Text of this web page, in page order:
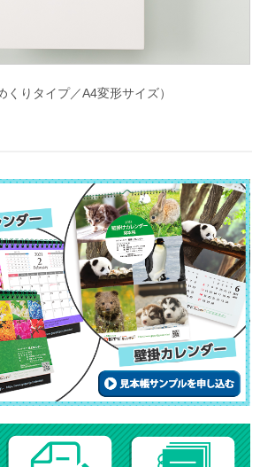
りタイプ／A4変形サイズ）